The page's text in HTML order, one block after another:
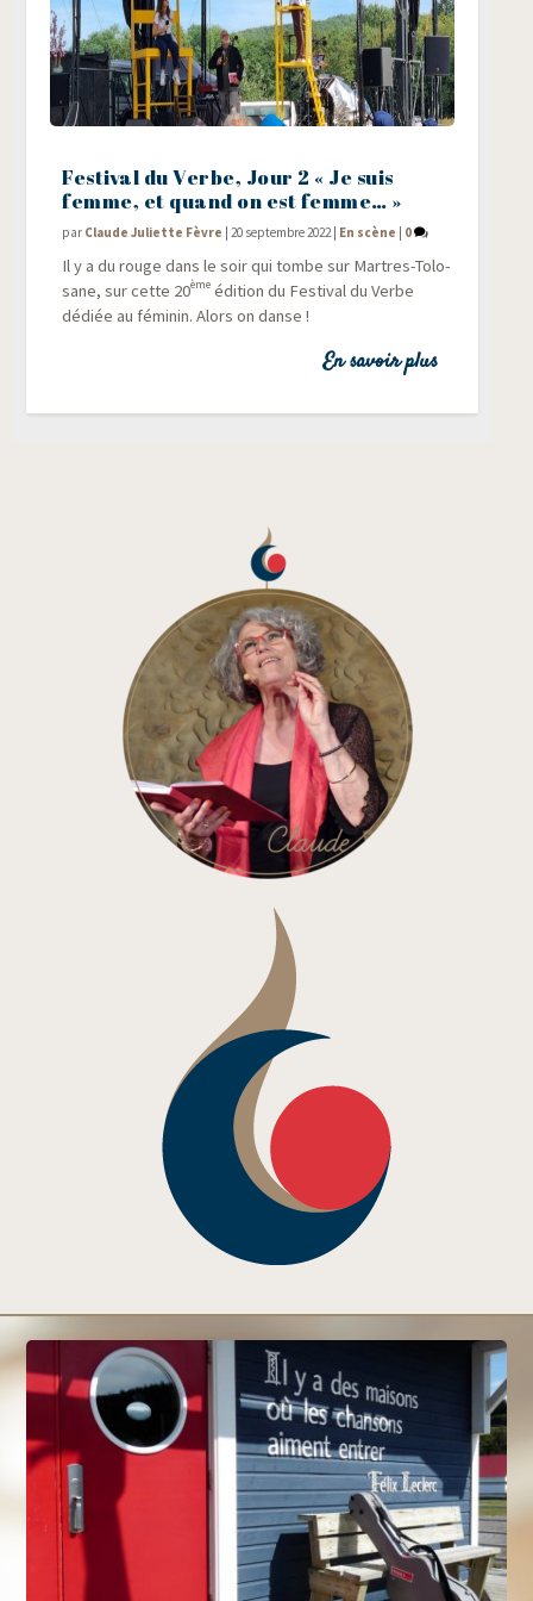
Festival du Verbe, Jour 2 « Je suis
femme, et quand on est femme… »
par Claude Juliette Fèvre |20 septembre 2022 | En scène | 0
Il y a du rouge dans le soir qui tombe sur Martres-Tolo­
sane, sur cette 20ème édi­tion du Fes­ti­val du Verbe
dédiée au fémi­nin. Alors on danse !
En savoir plus